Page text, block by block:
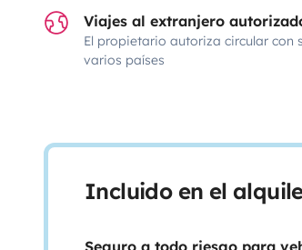
Viajes al extranjero
El propietario autoriza circular con
varios países
Incluido en el
Seguro a todo riesgo para